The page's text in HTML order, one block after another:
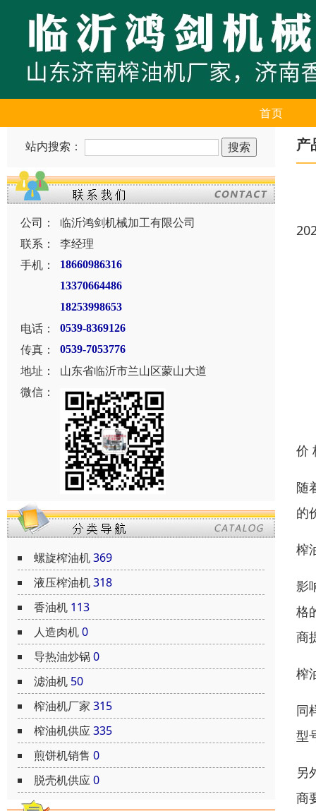
首页
站内搜索：
公司：
临沂鸿剑机械加工有限公司
联系：
李经理
手机：
18660986316
13370664486
18253998653
电话： 0539-8369126
传真： 0539-7053776
地址：
山东省临沂市兰山区蒙山大道
微信：
螺旋榨油机369
液压榨油机318
香油机 113
人造肉机0
导热油炒锅 0
滤油机 50
榨油机厂家 315
榨油机供应335
煎饼机销售 0
脱壳机供应0
产
价
随
的
榨
影
格
商
榨
同
型
另
商